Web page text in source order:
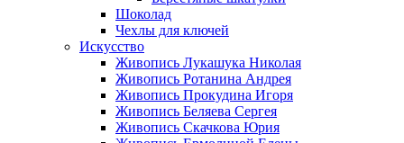
Шоколад
Чехлы для ключей
Искусство
Живопись Лукашука Николая
Живопись Ротанина Андрея
Живопись Прокудина Игоря
Живопись Беляева Сергея
Живопись Скачкова Юрия